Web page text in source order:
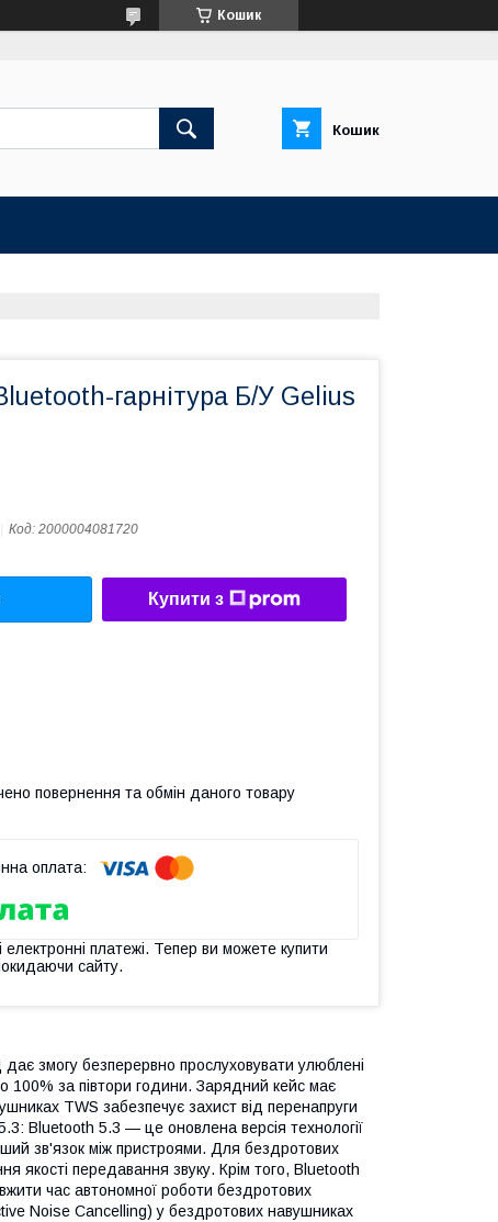
Кошик
Кошик
гарнітура Б/У Gelius
Код: 2000004081720
Купити з
повернення та обмін даного товару
електронні платежі. Тепер ви можете купити
сайту.
змогу безперервно прослуховувати улюблені
за півтори години. Зарядний кейс має
TWS забезпечує захист від перенапруги
Bluetooth 5.3 — це оновлена версія технології
зв'язок між пристроями. Для бездротових
якості передавання звуку. Крім того, Bluetooth
час автономної роботи бездротових
Noise Cancelling) у бездротових навушниках